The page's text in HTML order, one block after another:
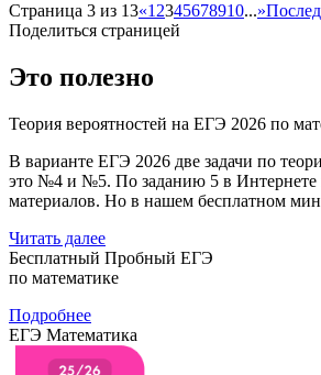
Страница 3 из 13«1 2345678910...»
Поделиться страницей
Это полезно
Теория вероятностей на ЕГЭ 2026 по
В варианте ЕГЭ 2026 две задачи по
это №4 и №5. По заданию 5 в Интернете
материалов. Но в нашем бесплатном
Читать далее
Бесплатный Пробный ЕГЭ
по математике
Подробнее
ЕГЭ Математика